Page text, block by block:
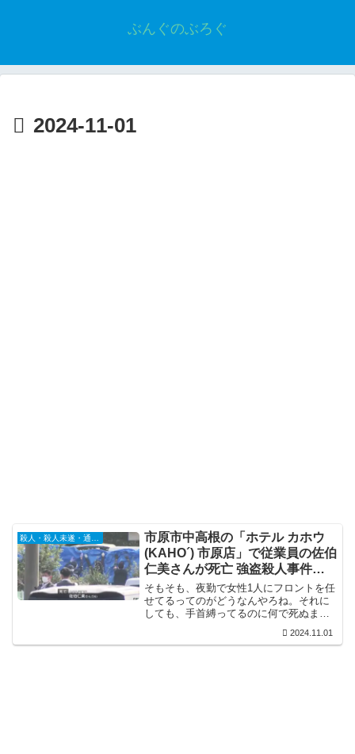
ぶんぐのぶろぐ
2024-11-01
市原市中高根の「ホテル カホウ
(KAHO´) 市原店」で従業員の佐伯
仁美さんが死亡 強盗殺人事件と
して捜査
そもそも、夜勤で女性1人にフロントを任
せてるってのがどうなんやろね。それに
しても、手首縛ってるのに何で死ぬまで
は害獣認定して殺処分して欲しい。2024.11.01